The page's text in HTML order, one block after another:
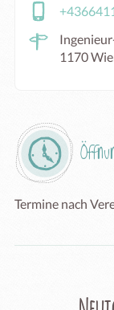
1170
Termine nach